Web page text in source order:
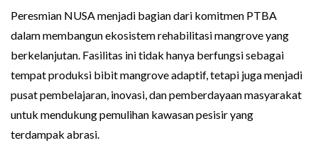
Peresmian NUSA menjadi bagian dari komitmen PTBA
dalam membangun ekosistem rehabilitasi mangrove yang
berkelanjutan. Fasilitas ini tidak hanya berfungsi sebagai
tempat produksi bibit mangrove adaptif, tetapi juga menjadi
pusat pembelajaran, inovasi, dan pemberdayaan masyarakat
untuk mendukung pemulihan kawasan pesisir yang
terdampak abrasi.